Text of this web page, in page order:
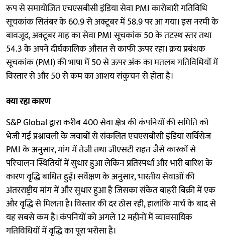
रूप से समायोजित एचएसबीसी इंडिया सेवा PMI कारोबारी गतिविधि
सूचकांक सितंबर के 60.9 से अक्टूबर में 58.9 पर आ गया। इस नरमी के
बावजूद, अक्टूबर माह का सेवा PMI सूचकांक 50 के तटस्थ स्तर तथा
54.3 के अपने दीर्घकालिक औसत से काफी ऊपर रहा। क्रय प्रबंधक
सूचकांक (PMI) की भाषा में 50 से ऊपर अंक का मतलब गतिविधियों में
विस्तार से और 50 से कम का आशय संकुचन से होता है।
क्या रहा कारण
S&P Global द्वारा करीब 400 सेवा क्षेत्र की कंपनियों की समिति को
भेजी गई प्रश्नावली के जवाबों से संकलित एचएसबीसी इंडिया सर्विसेज
PMI के अनुसार, मांग में तेजी तथा जीएसटी राहत जैसे कारकों से
परिचालन स्थितियों में सुधार हुआ लेकिन प्रतिस्पर्धा और भारी बारिश के
कारण वृद्धि बाधित हुई। सर्वेक्षण के अनुसार, भारतीय सेवाओं की
अंतरराष्ट्रीय मांग में और सुधार हुआ है जिसका संकेत बाहरी बिक्री में एक
और वृद्धि से मिलता है। विस्तार की दर ठोस रही, हालांकि मार्च के बाद से
यह सबसे कम है। कंपनियों को अगले 12 महीनों में व्यावसायिक
गतिविधियों में वृद्धि का पूरा भरोसा है।